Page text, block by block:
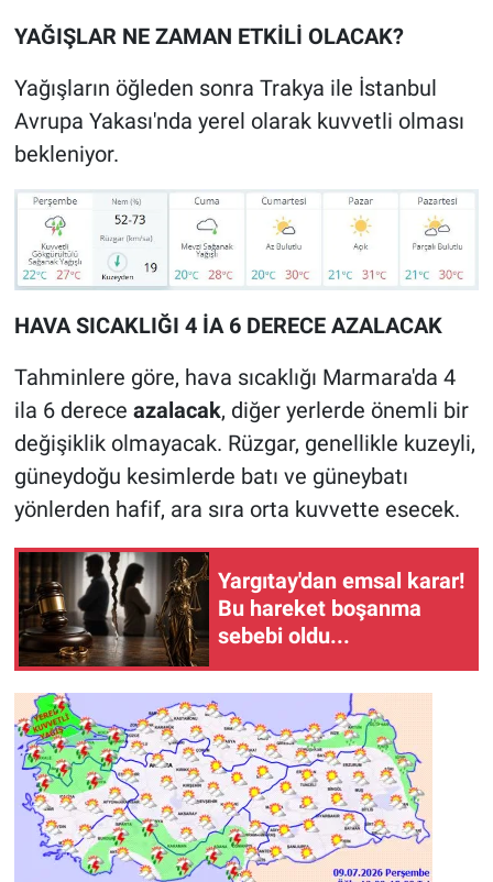
YAĞIŞLAR NE ZAMAN ETKİLİ OLACAK?
Yağışların öğleden sonra Trakya ile İstanbul
Avrupa Yakası'nda yerel olarak kuvvetli olması
bekleniyor.
HAVA SICAKLIĞI 4 İA 6 DERECE AZALACAK
Tahminlere göre, hava sıcaklığı Marmara'da 4
ila 6 derece azalacak, diğer yerlerde önemli bir
değişiklik olmayacak. Rüzgar, genellikle kuzeyli,
güneydoğu kesimlerde batı ve güneybatı
yönlerden hafif, ara sıra orta kuvvette esecek.
Yargıtay'dan emsal karar!
Bu hareket boşanma
sebebi oldu...